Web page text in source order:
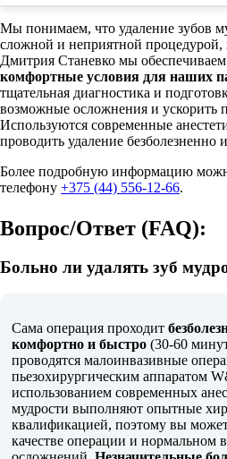
Мы понимаем, что удаление зубов
сложной и неприятной процедурой,
Дмитрия Станевко мы обеспечиваем
комфортные условия для наших
тщательная диагностика и
возможные осложнения и ускорить
Используются современные
проводить удаление безболезненно
Более подробную информацию
телефону +375 (44) 556-12-66.
Вопрос/Ответ (FAQ):
Больно ли удалять зуб
Сама операция проходит
комфортно и быстро (30-60
проводятся малоинвазивные
пьезохирургическим аппаратом
использованием современных
мудрости выполняют опытные
квалификацией, поэтому вы
качестве операции и нормальном